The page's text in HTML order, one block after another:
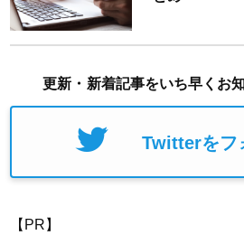
更新・新着記事をいち早くお
Twitterをフ
【PR】